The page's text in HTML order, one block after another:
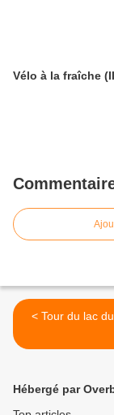
Vélo à la fraîche
< Tour du lac
Hébergé par